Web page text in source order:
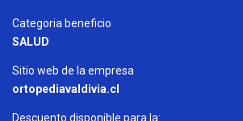
Categoria beneficio
SALUD
Sitio web de la empresa
ortopediavaldivia.cl
Descuento disponible para la: